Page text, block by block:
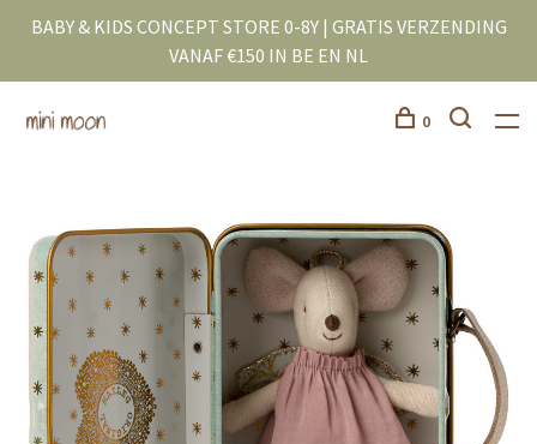
BABY & KIDS CONCEPT STORE 0-8Y | GRATIS VERZENDING
VANAF €150 IN BE EN NL
0